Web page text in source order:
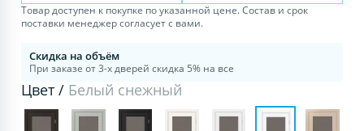
Товар доступен к покупке по указанной цене. Состав и срок
поставки менеджер согласует с вами.
Скидка на объём
При заказе от 3-х дверей скидка 5% на все
Цвет / Белый снежный